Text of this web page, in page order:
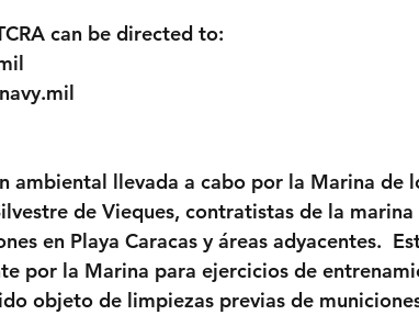
can be directed to:
ambiental llevada a cabo por la Marina de
de Vieques, contratistas de la marina
en Playa Caracas y áreas adyacentes.
por la Marina para ejercicios de
objeto de limpiezas previas de